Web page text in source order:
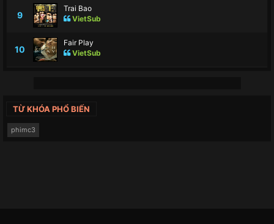
9
Trai Bao
VietSub
10
Fair Play
VietSub
TỪ KHÓA PHỔ BIẾN
phimc3